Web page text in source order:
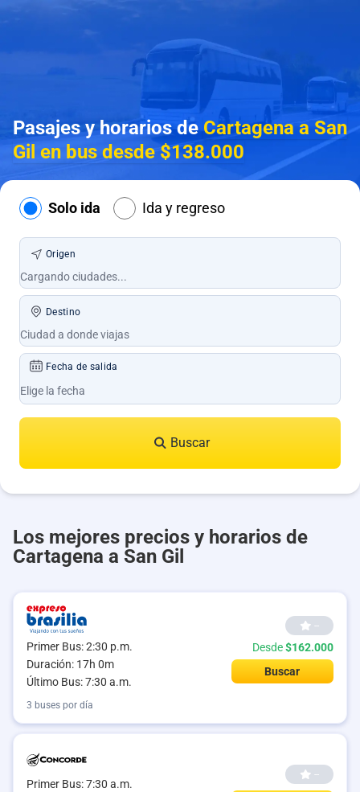
Pasajes y horarios deCartagena a San
Gil en bus desde $138.000
Solo ida Ida y regreso
Origen
Destino
Fecha de salida
Buscar
Los mejores precios y horarios de
Cartagena a San Gil
Primer Bus: 2:30 p.m.
Duración: 17h 0m
Último Bus: 7:30 a.m.
--
Desde$162.000
Buscar
3 buses por día
Primer Bus: 7:30 a.m.
--